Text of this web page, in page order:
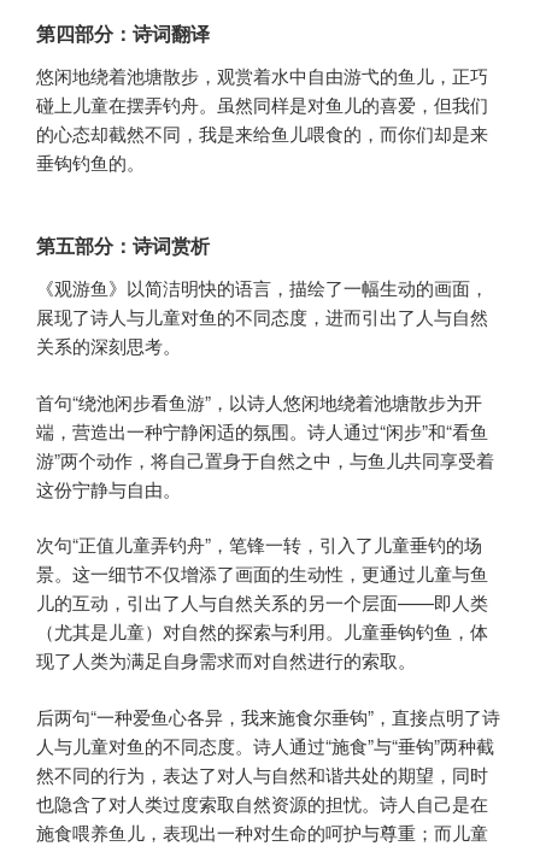
第四部分：诗词翻译
悠闲地绕着池塘散步，观赏着水中自由游弋的鱼儿，正巧
碰上儿童在摆弄钓舟。虽然同样是对鱼儿的喜爱，但我们
的心态却截然不同，我是来给鱼儿喂食的，而你们却是来
垂钩钓鱼的。
第五部分：诗词赏析
《观游鱼》以简洁明快的语言，描绘了一幅生动的画面，
展现了诗人与儿童对鱼的不同态度，进而引出了人与自然
关系的深刻思考。
首句“绕池闲步看鱼游”，以诗人悠闲地绕着池塘散步为开
端，营造出一种宁静闲适的氛围。诗人通过“闲步”和“看鱼
游”两个动作，将自己置身于自然之中，与鱼儿共同享受着
这份宁静与自由。
次句“正值儿童弄钓舟”，笔锋一转，引入了儿童垂钓的场
景。这一细节不仅增添了画面的生动性，更通过儿童与鱼
儿的互动，引出了人与自然关系的另一个层面——即人类
（尤其是儿童）对自然的探索与利用。儿童垂钩钓鱼，体
现了人类为满足自身需求而对自然进行的索取。
后两句“一种爱鱼心各异，我来施食尔垂钩”，直接点明了诗
人与儿童对鱼的不同态度。诗人通过“施食”与“垂钩”两种截
然不同的行为，表达了对人与自然和谐共处的期望，同时
也隐含了对人类过度索取自然资源的担忧。诗人自己是在
施食喂养鱼儿，表现出一种对生命的呵护与尊重；而儿童